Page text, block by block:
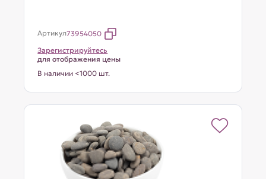
Артикул73954050
Зарегистрируйтесь
для отображения цены
В наличии <1000 шт.